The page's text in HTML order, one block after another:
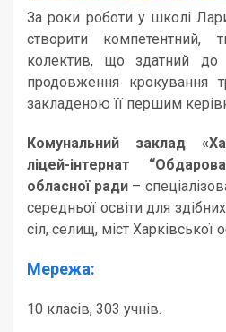
За роки роботи у школі
створити компетентний,
колектив, що здатний
продовження крокування
закладеною її першим
Комунальний заклад
ліцей-інтернат
обласної ради–
середньої освіти для
сіл, селищ, міст Харківської
Мережа:
10 класів, 303 учнів.